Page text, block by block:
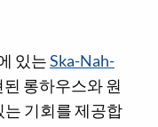
있는Ska-Nah-
롱하우스와 원
는 기회를 제공합